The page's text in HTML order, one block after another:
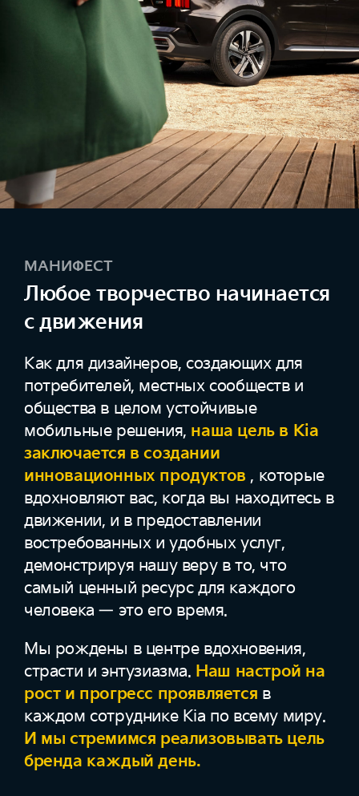
МАНИФЕСТ
Любое творчество начинается
с движения
Как для дизайнеров, создающих для
потребителей, местных сообществ и
общества в целом устойчивые
мобильные решения, наша цель в Kia
заключается в создании
инновационных продуктов , которые
вдохновляют вас, когда вы находитесь в
движении, и в предоставлении
востребованных и удобных услуг,
демонстрируя нашу веру в то, что
самый ценный ресурс для каждого
человека — это его время.
Мы рождены в центре вдохновения,
страсти и энтузиазма. Наш настрой на
рост и прогресс проявляется в
каждом сотруднике Kia по всему миру.
И мы стремимся реализовывать цель
бренда каждый день.